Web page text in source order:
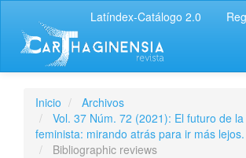
Latíndex-Catálogo 2.0
Inicio
Archivos
Vol. 37 Núm. 72 (2021): El futuro de
feminista: mirando atrás para ir más lejos.
Bibliographic reviews